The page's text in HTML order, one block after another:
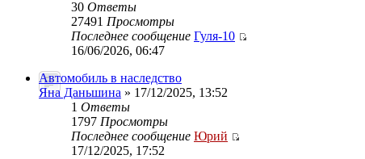
30 Ответы
27491 Просмотры
Последнее сообщение Гуля-10
16/06/2026, 06:47
Автомобиль в наследство
Яна Даньшина » 17/12/2025, 13:52
1 Ответы
1797 Просмотры
Последнее сообщение Юрий
17/12/2025, 17:52